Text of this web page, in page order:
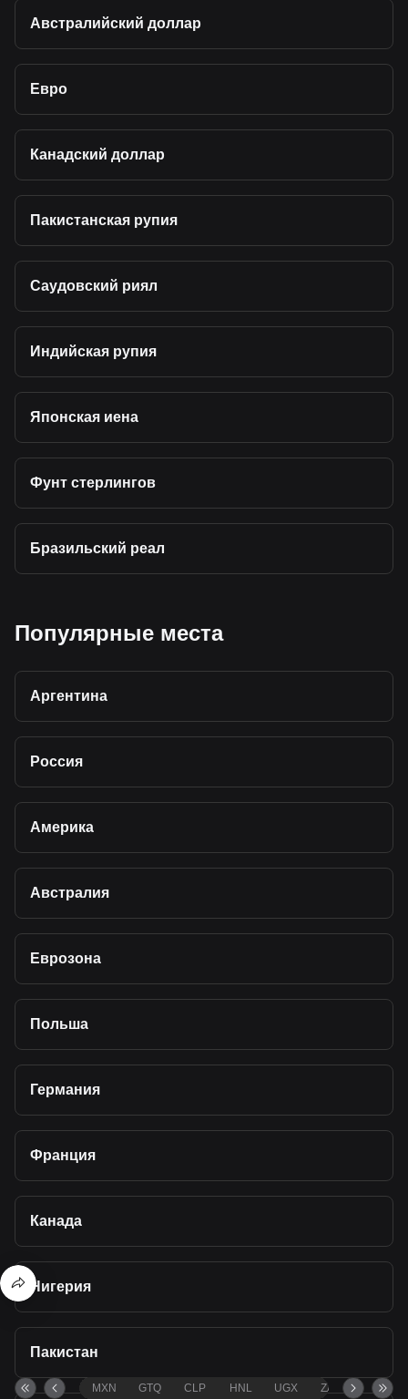
Австралийский доллар
Евро
Канадский доллар
Пакистанская рупия
Саудовский риял
Индийская рупия
Японская иена
Фунт стерлингов
Бразильский реал
Популярные места
Аргентина
Россия
Америка
Австралия
Еврозона
Польша
Германия
Франция
Канада
Нигерия
Пакистан
MXN GTQ CLP HNL UGX ZAR TND